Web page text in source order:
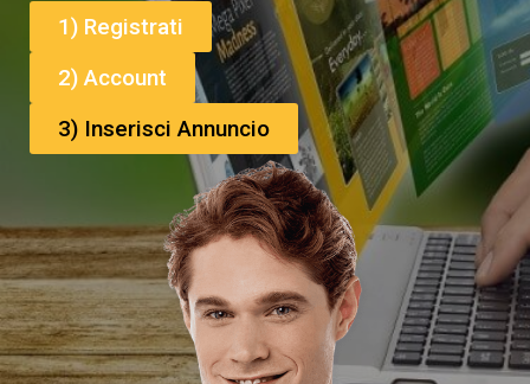
1) Registrati
2) Account
3) Inserisci Annuncio